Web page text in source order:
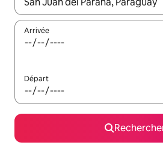
Arrivée
Départ